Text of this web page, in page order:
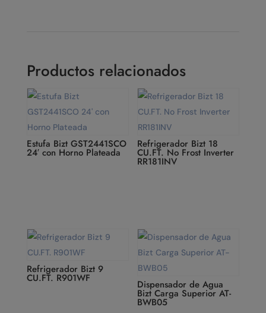
Productos relacionados
Estufa Bizt GST2441SCO
24′ con Horno Plateada
Refrigerador Bizt 18
CU.FT. No Frost Inverter
RR181INV
Refrigerador Bizt 9
CU.FT. R901WF Dispensador de Agua
Bizt Carga Superior AT-
BWB05